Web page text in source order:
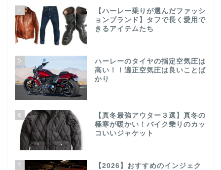
4
【ハーレー乗りが選んだファッシ
ョンブランド】タフで長く愛用で
きるアイテムたち
5
ハーレーのタイヤの指定空気圧は
高い！！適正空気圧は良いことば
かり
6
【真冬最強アウター３選】真冬の
極寒が暖かい！バイク乗りのカッ
コいいジャケット
7
【2026】おすすめのインジェク